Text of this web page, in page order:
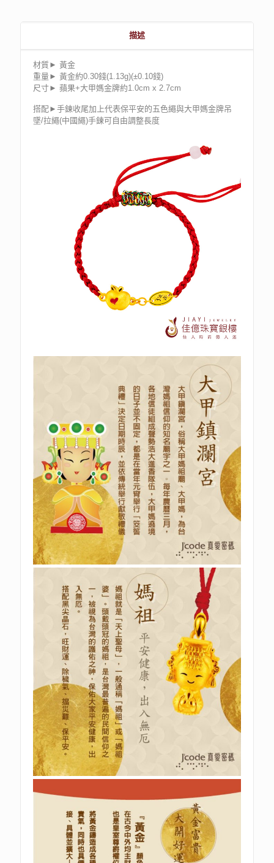
描述
材質► 黃金
重量► 黃金約0.30錢(1.13g)(±0.10錢)
尺寸► 蘋果+大甲媽金牌約1.0cm x 2.7cm
搭配►手鍊收尾加上代表保平安的五色繩與大甲媽金牌吊
墜/拉繩(中國繩)手鍊可自由調整長度